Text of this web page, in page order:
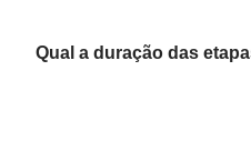
Qual a duração das